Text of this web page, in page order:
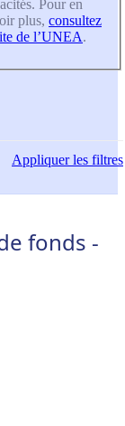
Pour en
plus, consultez
de l’UNEA.
Appliquerles filtres
fonds -